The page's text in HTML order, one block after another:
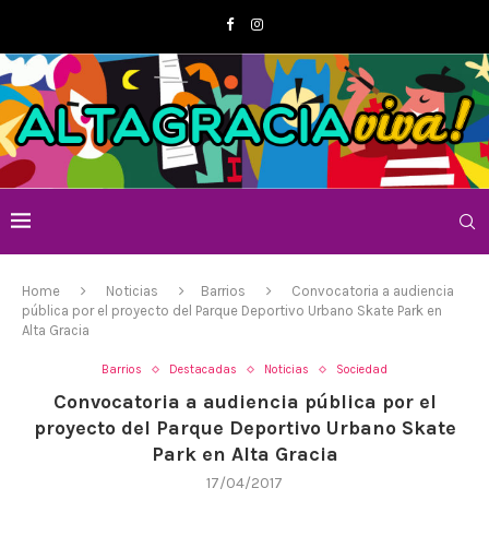
Home Noticias Barrios
Convocatoria a audiencia
pública por el proyecto del Parque Deportivo Urbano Skate Park en
Alta Gracia
Barrios Destacadas Noticias Sociedad
Convocatoria a audiencia pública por el
proyecto del Parque Deportivo Urbano Skate
Park en Alta Gracia
17/04/2017